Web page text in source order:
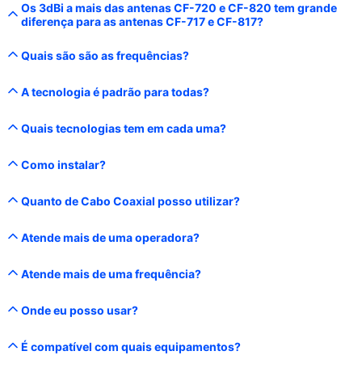
Os 3dBi a mais das antenas CF-720 e CF-820 tem grande
diferença para as antenas CF-717 e CF-817?
Quais são são as frequências?
A tecnologia é padrão para todas?
Quais tecnologias tem em cada uma?
Como instalar?
Quanto de Cabo Coaxial posso utilizar?
Atende mais de uma operadora?
Atende mais de uma frequência?
Onde eu posso usar?
É compatível com quais equipamentos?